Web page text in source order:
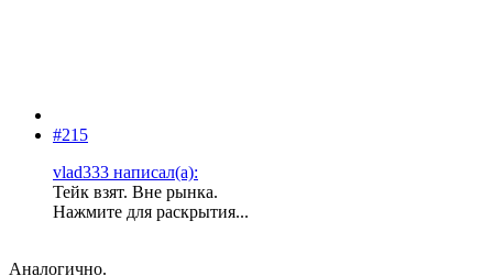
#215
vlad333 написал(а):
Тейк взят. Вне рынка.
Нажмите для раскрытия...
Аналогично.